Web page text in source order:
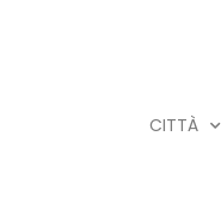
CITTÀ